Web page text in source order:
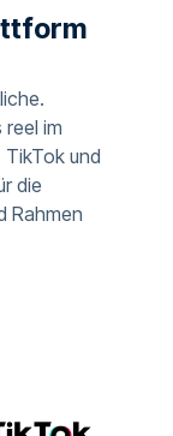
im
TikTok und
die
Rahmen